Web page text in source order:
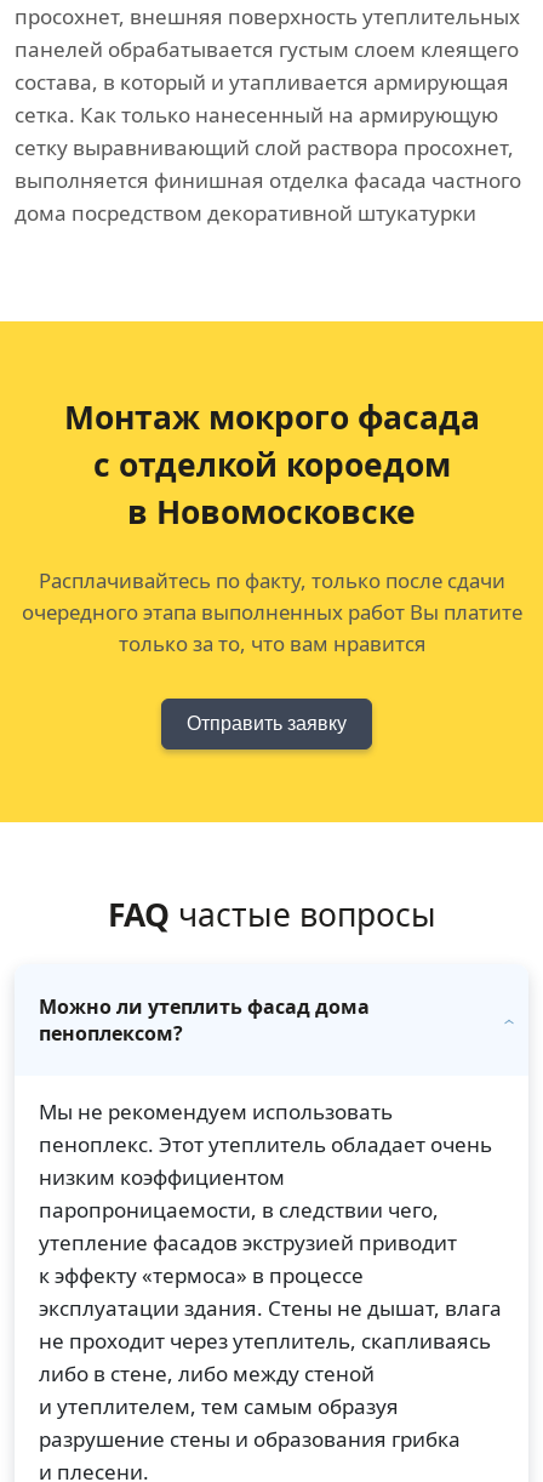
просохнет, внешняя поверхность утеплительных
панелей обрабатывается густым слоем клеящего
состава, в который и утапливается армирующая
сетка. Как только нанесенный на армирующую
сетку выравнивающий слой раствора просохнет,
выполняется финишная отделка фасада частного
дома посредством декоративной штукатурки
Монтаж мокрого фасада
с отделкой короедом
в Новомосковске
Расплачивайтесь по факту, только после сдачи
очередного этапа выполненных работ Вы платите
только за то, что вам нравится
Отправить заявку
FAQ частые вопросы
Можно ли утеплить фасад дома
пеноплексом?
Мы не рекомендуем использовать
пеноплекс. Этот утеплитель обладает очень
низким коэффициентом
паропроницаемости, в следствии чего,
утепление фасадов экструзией приводит
к эффекту «термоса» в процессе
эксплуатации здания. Стены не дышат, влага
не проходит через утеплитель, скапливаясь
либо в стене, либо между стеной
и утеплителем, тем самым образуя
разрушение стены и образования грибка
и плесени.